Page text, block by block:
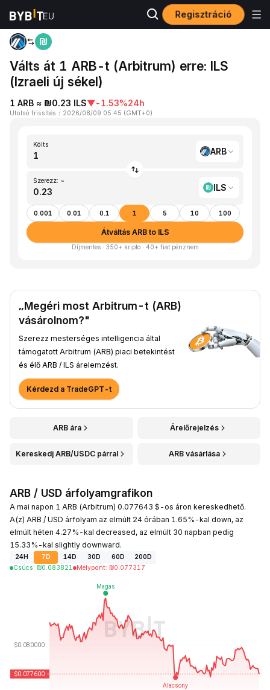
Regisztráció
Kezdőlap ARB to ILS
Válts át 1 ARB-t (Arbitrum) erre: ILS
(Izraeli új sékel)
1 ARB ≈ ₪0.23 ILS▼-1.53%24h
Utolsó frissítés ： 2026/08/09 05:45 (GMT+0)
Költs
ARB
Szerezz: ~
ILS
0.001 0.01 0.1 1 5 10 100
Átváltás ARB to ILS
Díjmentes · 350+ kripto · 40+ fiat pénznem
„Megéri most Arbitrum-t (ARB)
vásárolnom?"
Szerezz mesterséges intelligencia által
támogatott Arbitrum (ARB) piaci betekintést
és élő ARB / ILS árelemzést.
Kérdezd a TradeGPT-t
ARB ára Árelőrejelzés
Kereskedj ARB/USDC párral ARB vásárlása
ARB / USD árfolyamgrafikon
A mai napon 1 ARB (Arbitrum) 0.077643 $-os áron kereskedhető.
A(z) ARB / USD árfolyam az elmúlt 24 órában 1.65%-kal down, az
elmúlt héten 4.27%-kal decreased, az elmúlt 30 napban pedig
15.33%-kal slightly downward.
24H 7D 14D 30D 60D
200D
Csúcs: ₪0.083821 Mélypont: ₪0.077317